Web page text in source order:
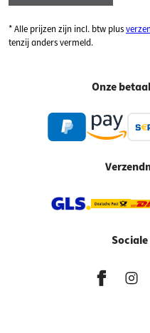
* Alle prijzen zijn incl. btw plus
tenzij anders vermeld.
Onze